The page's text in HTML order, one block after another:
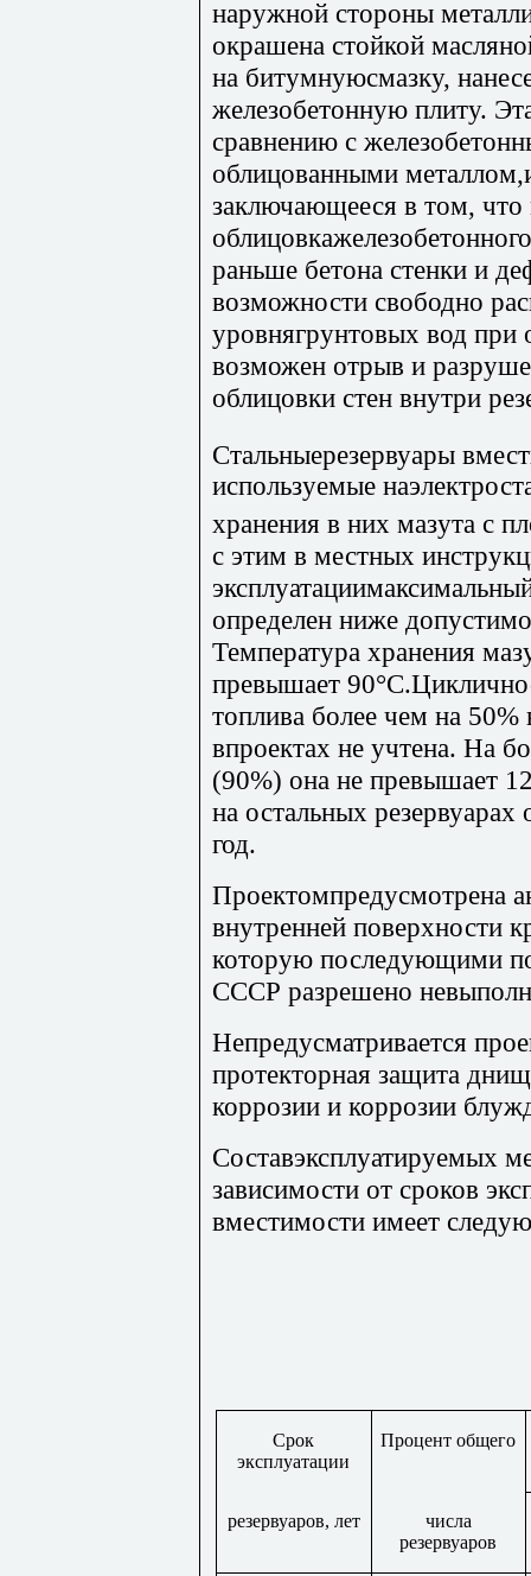
наружной стороны
окрашена стойкой
на битумнуюсмазку,
железобетонную плиту.
сравнению с
облицованными
заключающееся в том, что
раньше бетона стенки и
возможности свободно
уровнягрунтовых вод при
возможен отрыв и
облицовки стен внутри
Стальныерезервуары
используемые
хранения в них мазута с
с этим в местных
определен ниже
Температура хранения
превышает
топлива более чем на 50%
впроектах не учтена. На
(90%) она не превышает
на остальных резервуарах
год.
Проектомпредусмотрена
внутренней поверхности
которую последующими
СССР разрешено
Непредусматривается
протекторная защита
коррозии и коррозии
Составэксплуатируемых
зависимости от сроков
вместимости имеет
Срок
эксплуатации
Процент общего
резервуаров, лет
числа
резервуаров